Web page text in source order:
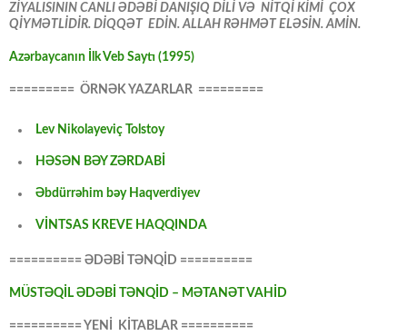
ZİYALISININ CANLI ƏDƏBİ DANIŞIQ DİLİ VƏ NİTQİ KİMİ ÇOX
QİYMƏTLİDİR. DİQQƏT EDİN. ALLAH RƏHMƏT ELƏSİN. AMİN.
Azərbaycanın İlk Veb Saytı (1995)
========= ÖRNƏK YAZARLAR =========
Lev Nikolayeviç Tolstoy
HƏSƏN BƏY ZƏRDABİ
Əbdürrəhim bəy Haqverdiyev
VİNTSAS KREVE HAQQINDA
========== ƏDƏBİ TƏNQİD ==========
MÜSTƏQİL ƏDƏBİ TƏNQİD – MƏTANƏT VAHİD
========== YENİ KİTABLAR ==========